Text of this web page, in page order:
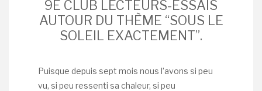
9È CLUB LECTEURS-ESSAIS
AUTOUR DU THÈME “SOUS LE
SOLEIL EXACTEMENT”.
Puisque depuis sept mois nous l’avons si peu
vu, si peu ressenti sa chaleur, si peu